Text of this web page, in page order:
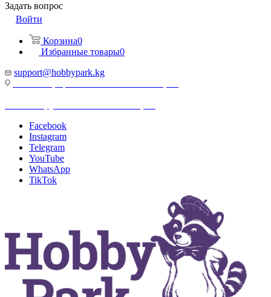
Задать вопрос
Войти
Корзина0
Избранные товары0
support@hobbypark.kg
Facebook
Instagram
Telegram
YouTube
WhatsApp
TikTok